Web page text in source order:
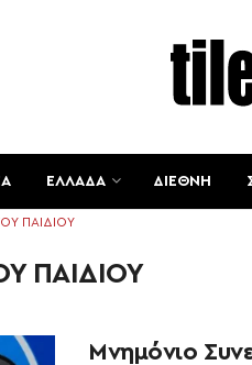
ΕΛΛΑΔΑ ΔΙΕΘΝΗ
ΠΑΙΔΙΟΥ
ΠΑΙΔΙΟΥ
Μνημόνιο